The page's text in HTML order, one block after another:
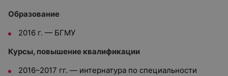
Образование
2016 г. — БГМУ
Курсы, повышение квалификации
2016–2017 гг. — интернатура по специальности